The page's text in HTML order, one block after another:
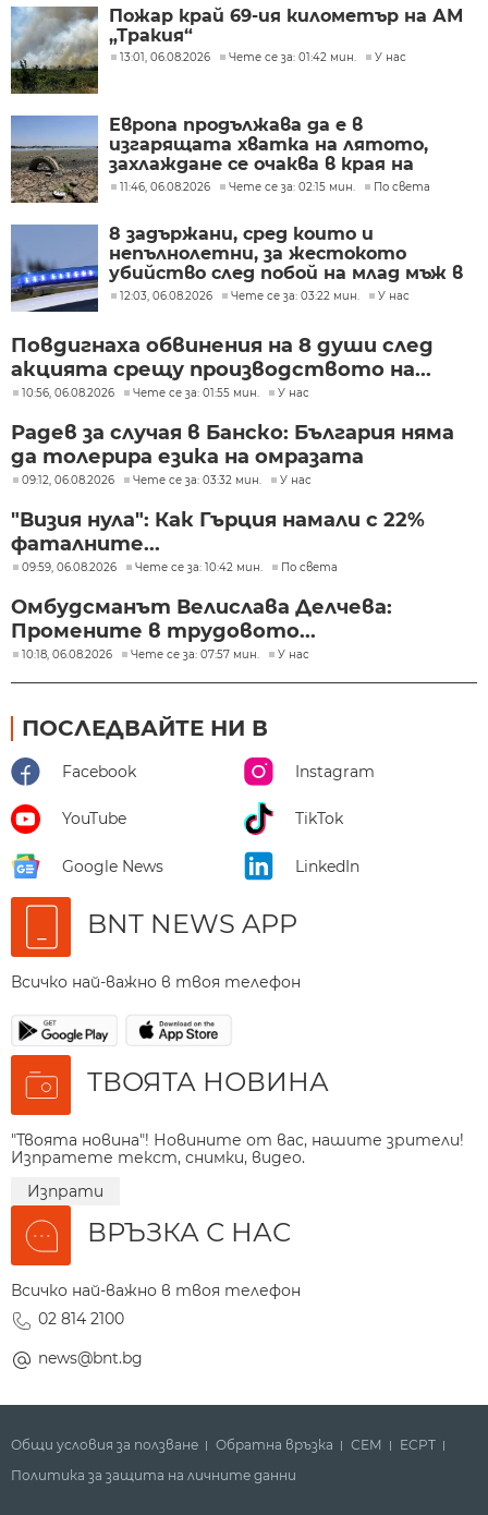
Пожар край 69-ия километър на АМ
„Тракия“
13:01, 06.08.2026 Чете се за: 01:42 мин. У нас
Европа продължава да е в
изгарящата хватка на лятото,
захлаждане се очаква в края на
седмицата
11:46, 06.08.2026 Чете се за: 02:15 мин. По света
8 задържани, сред които и
непълнолетни, за жестокото
убийство след побой на млад мъж в
Пловдив
12:03, 06.08.2026 Чете се за: 03:22 мин. У нас
Повдигнаха обвинения на 8 души след
акцията срещу производството на...
10:56, 06.08.2026 Чете се за: 01:55 мин. У нас
Радев за случая в Банско: България няма
да толерира езика на омразата
09:12, 06.08.2026 Чете се за: 03:32 мин. У нас
"Визия нула": Как Гърция намали с 22%
фаталните...
09:59, 06.08.2026 Чете се за: 10:42 мин. По света
Омбудсманът Велислава Делчева:
Промените в трудовото...
10:18, 06.08.2026 Чете се за: 07:57 мин. У нас
ПОСЛЕДВАЙТЕ НИ В
Facebook Instagram
YouTube TikTok
Google News LinkedIn
BNT NEWS APP
Всичко най-важно в твоя телефон
ТВОЯТА НОВИНА
"Твоята новина"! Новините от вас, нашите зрители!
Изпратете текст, снимки, видео.
Изпрати
ВРЪЗКА С НАС
Всичко най-важно в твоя телефон
02 814 2100
news@bnt.bg
Общи условия за ползване Обратна връзка СЕМ
ECPT
Политика за защита на личните данни